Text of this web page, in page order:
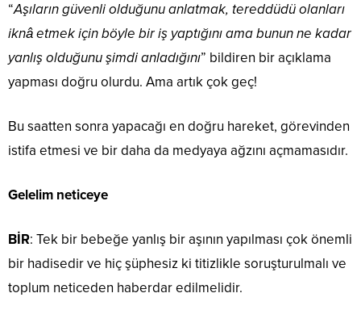
“Aşıların güvenli olduğunu anlatmak, tereddüdü olanları
iknâ etmek için böyle bir iş yaptığını ama bunun ne kadar
yanlış olduğunu şimdi anladığını” bildiren bir açıklama
yapması doğru olurdu. Ama artık çok geç!
Bu saatten sonra yapacağı en doğru hareket, görevinden
istifa etmesi ve bir daha da medyaya ağzını açmamasıdır.
Gelelim neticeye
BİR: Tek bir bebeğe yanlış bir aşının yapılması çok önemli
bir hadisedir ve hiç şüphesiz ki titizlikle soruşturulmalı ve
toplum neticeden haberdar edilmelidir.